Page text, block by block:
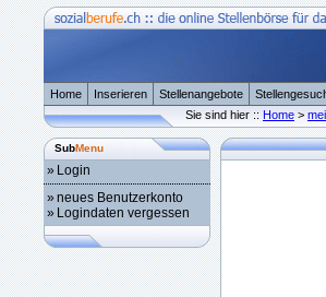
Home Inserieren Stellenangebote
Sie sind hier :: Home >
SubMenu
» Login
»neues Benutzerkonto
» Logindaten vergessen